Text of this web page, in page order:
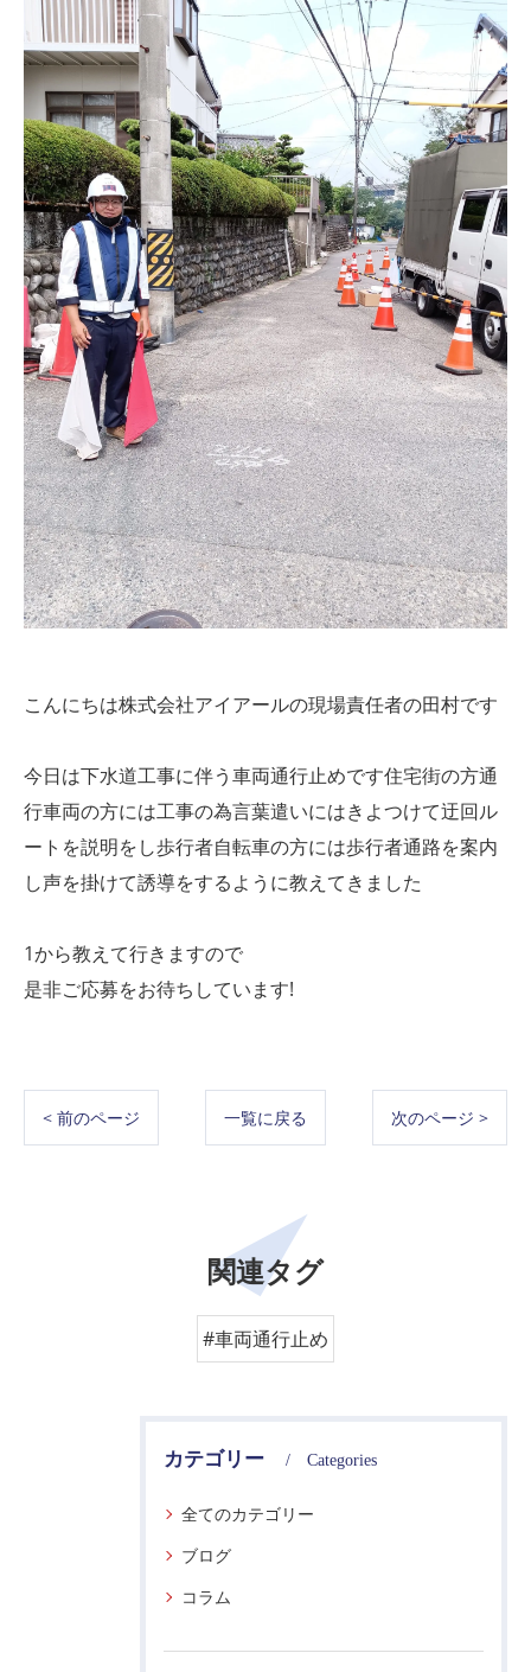
こんにちは株式会社アイアールの現場責任者の田村です
今日は下水道工事に伴う車両通行止めです住宅街の方通
行車両の方には工事の為言葉遣いにはきよつけて迂回ル
ートを説明をし歩行者自転車の方には歩行者通路を案内
し声を掛けて誘導をするように教えてきました
1から教えて行きますので
是非ご応募をお待ちしています!
< 前のページ 一覧に戻る 次のページ >
関連タグ
#車両通行止め
カテゴリー Categories
全てのカテゴリー
ブログ
コラム